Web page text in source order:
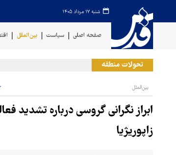
شنبه ۱۷ مرداد ۱۴۰۵
صفحه اصلی سیاست بین‌الملل
تحولات منطقه
بین‌الملل ۲۳
ابراز نگرانی گروسی درباره تشدید
زاپوریژیا